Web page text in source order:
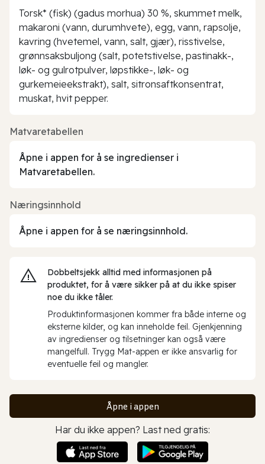
Torsk* (fisk) (gadus morhua) 30 %, skummet melk,
makaroni (vann, durumhvete), egg, vann, rapsolje,
kavring (hvetemel, vann, salt, gjær), risstivelse,
grønnsaksbuljong (salt, potetstivelse, pastinakk-,
løk- og gulrotpulver, løpstikke-, løk- og
gurkemeieekstrakt), salt, sitronsaftkonsentrat,
muskat, hvit pepper.
Matvaretabellen
Åpne i appen for å se ingredienser i
Matvaretabellen.
Næringsinnhold
Åpne i appen for å se næringsinnhold.
Dobbeltsjekk alltid med informasjonen på
produktet, for å være sikker på at du ikke spiser
noe du ikke tåler.
Produktinformasjonen kommer fra både interne og
eksterne kilder, og kan inneholde feil. Gjenkjenning
av ingredienser og tilsetninger kan også være
mangelfull. Trygg Mat-appen er ikke ansvarlig for
eventuelle feil og mangler.
Åpne i appen
Har du ikke appen? Last ned gratis: